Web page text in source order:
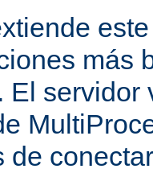
más
El servidor
de